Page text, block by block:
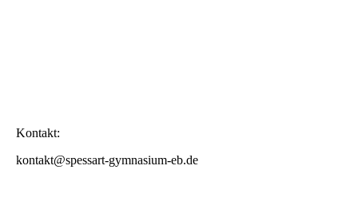
Kontakt:
kontakt@spessart-gymnasium-eb.de